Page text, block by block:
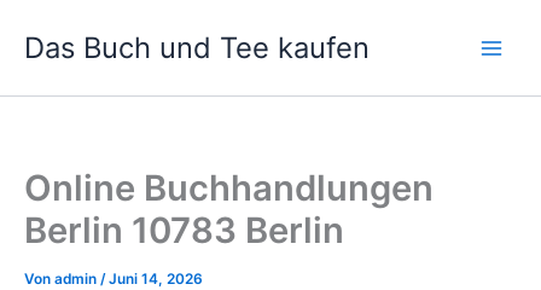
InhaltDas Buch und Tee kaufen
Online Buchhandlungen
Berlin 10783 Berlin
Von admin /Juni 14, 2026